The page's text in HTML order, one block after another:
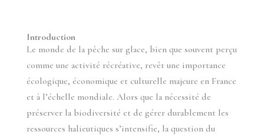
Introduction
Le monde de la pêche sur glace, bien que souvent perçu
comme une activité récréative, revêt une importance
écologique, économique et culturelle majeure en France
et à l’échelle mondiale. Alors que la nécessité de
préserver la biodiversité et de gérer durablement les
ressources halieutiques s’intensifie, la question du